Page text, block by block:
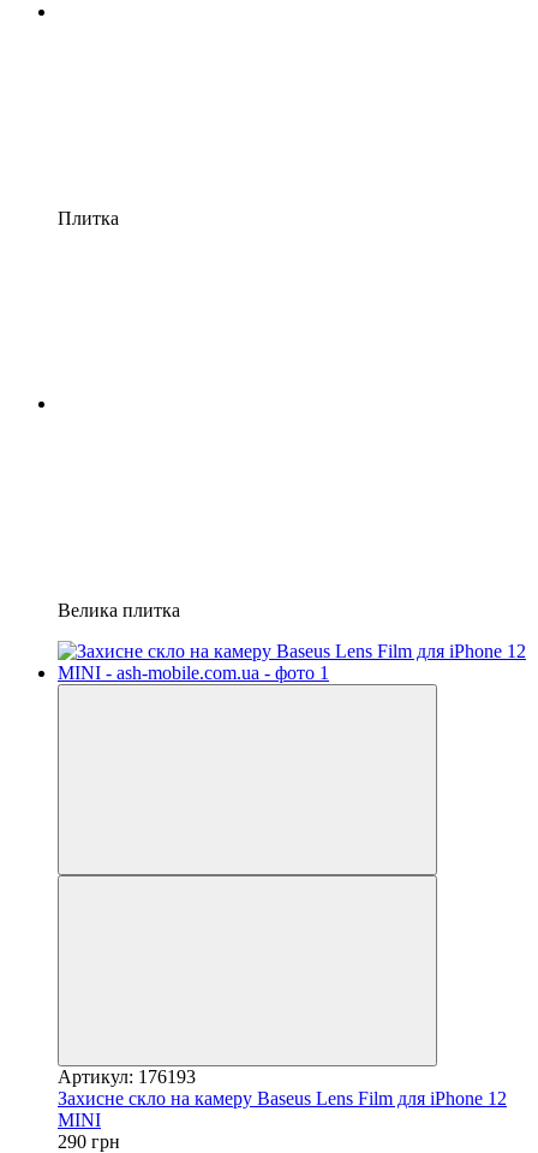
Плитка
Велика плитка
Артикул: 176193
Захисне скло на камеру Baseus Lens Film для iPhone 12
MINI
290 грн